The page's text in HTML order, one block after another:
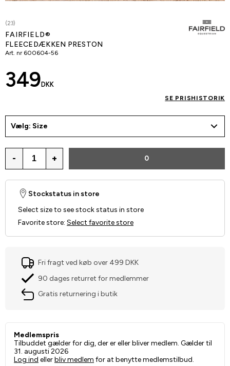
(23)
FAIRFIELD®
FLEECEDÆKKEN PRESTON
Art. nr 600604-56
349 DKK
SE PRISHISTORIK
Vælg: Size
- + 0
Stockstatus in store
Select size to see stock status in store
Favorite store: Select favorite store
Fri fragt ved køb over 499 DKK
90 dages returret for medlemmer
Gratis returnering i butik
Medlemspris
Tilbuddet gælder for dig, der er eller bliver medlem. Gælder til
31. augusti 2026
Log ind ellerbliv medlem for at benytte medlemstilbud.